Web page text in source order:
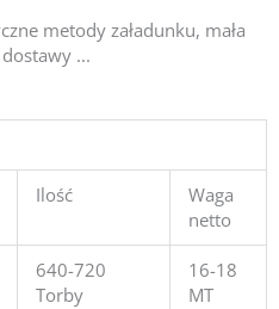
metody załadunku, mała
...
Ilość
Waga
netto
640-720
Torby
16-18
MT